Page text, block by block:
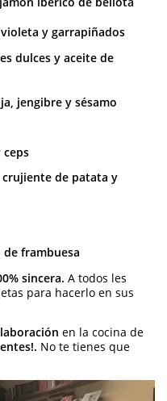
y garrapiñados
dulces y aceite de
jengibre y sésamo
ceps
de patata y
de frambuesa
sincera. A todos les
para hacerlo en sus
en la cocina de
No te tienes que